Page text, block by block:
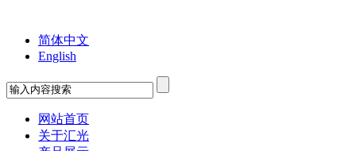
简体中文
English
网站首页
关于汇光